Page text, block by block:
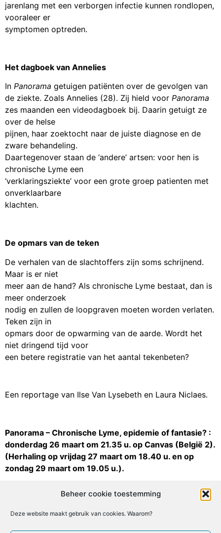
Beheer cookie toestemming
Deze website maakt gebruik van cookies. Waarom?
jarenlang met een verborgen infectie kunnen rondlopen,
vooraleer er
symptomen optreden.
Het dagboek van Annelies
In Panorama getuigen patiënten over de gevolgen van
de ziekte. Zoals Annelies (28). Zij hield voor Panorama
zes maanden een videodagboek bij. Daarin getuigt ze
over de helse
pijnen, haar zoektocht naar de juiste diagnose en de
zware behandeling.
Daartegenover staan de ‘andere’ artsen: voor hen is
chronische Lyme een
‘verklaringsziekte’ voor een grote groep patienten met
onverklaarbare
klachten.
De opmars van de teken
De verhalen van de slachtoffers zijn soms schrijnend.
Maar is er niet
meer aan de hand? Als chronische Lyme bestaat, dan is
meer onderzoek
nodig en zullen de loopgraven moeten worden verlaten.
Teken zijn in
opmars door de opwarming van de aarde. Wordt het
niet dringend tijd voor
een betere registratie van het aantal tekenbeten?
Een reportage van Ilse Van Lysebeth en Laura Niclaes.
Panorama – Chronische Lyme, epidemie of fantasie? :
donderdag 26 maart om 21.35 u. op Canvas (België 2).
(Herhaling op vrijdag 27 maart om 18.40 u. en op
zondag 29 maart om 19.05 u.).
chronische-lyme-epidemie-of-fantasie#
Facebook
X EmailPrintLinkedIn